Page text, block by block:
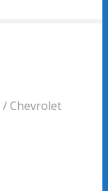
/Chevrolet